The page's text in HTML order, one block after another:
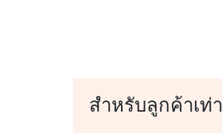
สำหรับลูกค้าเท่